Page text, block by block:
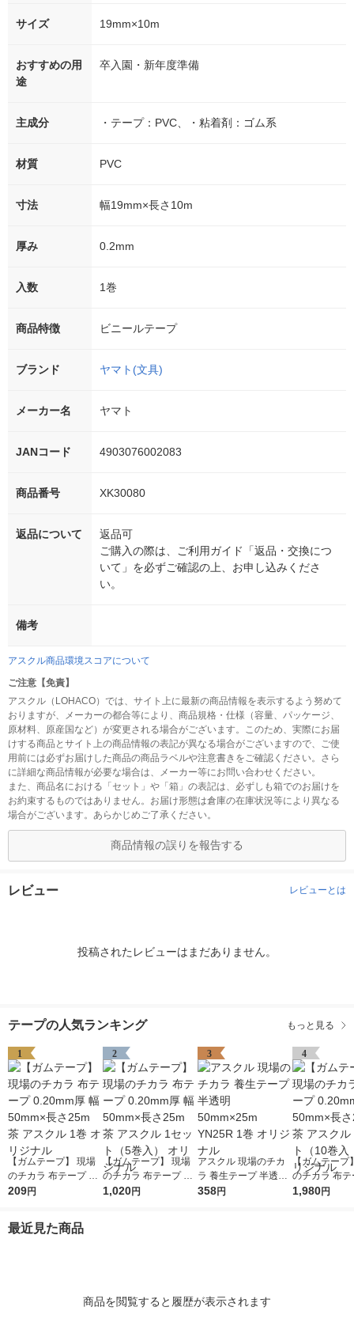
サイズ 19mm×10m
おすすめの用
途
卒入園・新年度準備
主成分 ・テープ：PVC、・粘着剤：ゴム系
材質 PVC
寸法 幅19mm×長さ10m
厚み 0.2mm
入数 1巻
商品特徴 ビニールテープ
ブランド ヤマト(文具)
メーカー名 ヤマト
JANコード 4903076002083
商品番号 XK30080
返品について
返品可
ご購入の際は、ご利用ガイド「返品・交換につ
いて」を必ずご確認の上、お申し込みくださ
い。
備考
アスクル商品環境スコアについて
ご注意【免責】
アスクル（LOHACO）では、サイト上に最新の商品情報を表示するよう努めて
おりますが、メーカーの都合等により、商品規格・仕様（容量、パッケージ、
原材料、原産国など）が変更される場合がございます。このため、実際にお届
けする商品とサイト上の商品情報の表記が異なる場合がございますので、ご使
用前には必ずお届けした商品の商品ラベルや注意書きをご確認ください。さら
に詳細な商品情報が必要な場合は、メーカー等にお問い合わせください。
また、商品名における「セット」や「箱」の表記は、必ずしも箱でのお届けを
お約束するものではありません。お届け形態は倉庫の在庫状況等により異なる
場合がございます。あらかじめご了承ください。
商品情報の誤りを報告する
レビュー レビューとは
投稿されたレビューはまだありません。
テープの人気ランキング もっと見る
1
【ガムテープ】 現場
のチカラ 布テープ 0.2
0mm厚 幅50mm×長さ
209円
2
【ガムテープ】 現場
のチカラ 布テープ 0.2
0mm厚 幅50mm×長さ
1,020円
3
アスクル 現場のチカ
ラ 養生テープ 半透明
50mm×25m YN25R 1
358円
4
【ガムテープ
のチカラ 布
0mm厚 幅
1,980円
最近見た商品
商品を閲覧すると履歴が表示されます